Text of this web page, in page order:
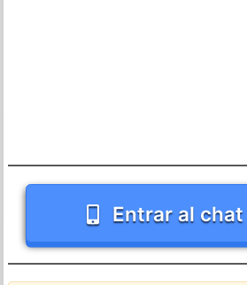
Entrar al